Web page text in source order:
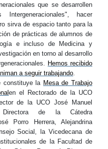
que se desarrollen
hacer
sirva de espacio tanto para la
de prácticas de alumnos de
e incluso de Medicina y
en torno al desarrollo
Hemos recibido
a seguir trabajando
la Mesa de Trabajo
en el Rectorado de la UCO
de la UCO José Manuel
de la Cátedra
Porro Herrera, Alejandrina
Social, la Vicedecana de
de la Facultad de